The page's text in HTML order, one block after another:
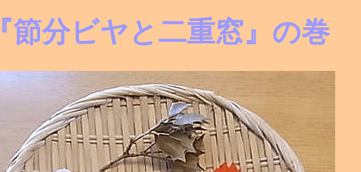
『節分ビヤと二重窓』の巻